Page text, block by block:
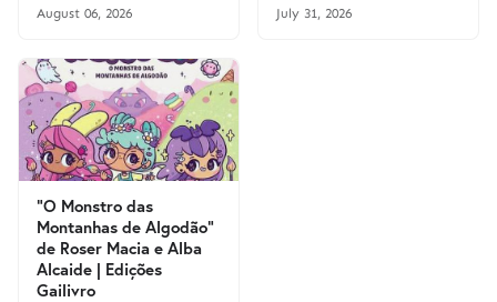
August 06, 2026 July 31, 2026
"O Monstro das
Montanhas de Algodão"
de Roser Macia e Alba
Alcaide | Edições
Gailivro